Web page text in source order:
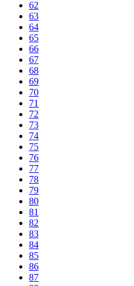
62
63
64
65
66
67
68
69
70
71
72
73
74
75
76
77
78
79
80
81
82
83
84
85
86
87